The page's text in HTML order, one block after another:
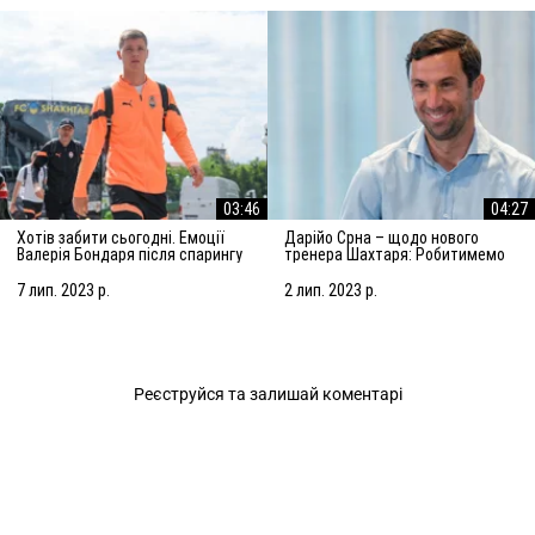
03:46
Хотів забити сьогодні. Емоції
Валерія Бондаря після спарингу
7 лип. 2023 р.
04:27
Дарійо Срна – щодо нового
тренера Шахтаря: Робитимемо
2 лип. 2023 р.